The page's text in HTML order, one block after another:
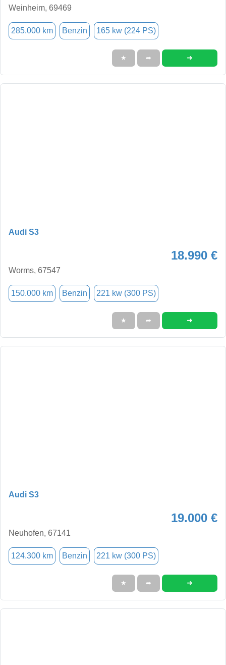
Weinheim, 69469
285.000 km Benzin 165 kw (224 PS)
★ ➦ ➜
Audi S3
18.990 €
Worms, 67547
150.000 km Benzin 221 kw (300 PS)
★ ➦ ➜
Audi S3
19.000 €
Neuhofen, 67141
124.300 km Benzin 221 kw (300 PS)
★ ➦ ➜